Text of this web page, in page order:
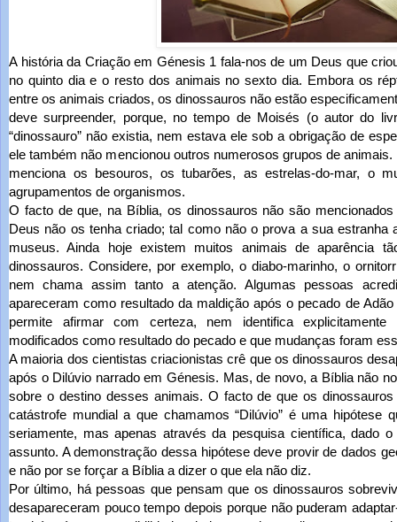
A história da Criação em Génesis 1 fala-nos de um Deus que
no quinto dia e o resto dos animais no sexto dia. Embora os
entre os animais criados, os dinossauros não estão
deve surpreender, porque, no tempo de Moisés (o autor do
“dinossauro” não existia, nem estava ele sob a obrigação de
ele também não mencionou outros numerosos grupos de
menciona os besouros, os tubarões, as estrelas-do-mar, o
agrupamentos de organismos.
O facto de que, na Bíblia, os dinossauros não são
Deus não os tenha criado; tal como não o prova a sua estranha
museus. Ainda hoje existem muitos animais de aparência
dinossauros. Considere, por exemplo, o diabo-marinho, o
nem chama assim tanto a atenção. Algumas pessoas
apareceram como resultado da maldição após o pecado de
permite afirmar com certeza, nem identifica
modificados como resultado do pecado e que mudanças foram
A maioria dos cientistas criacionistas crê que os dinossauros
após o Dilúvio narrado em Génesis. Mas, de novo, a Bíblia não
sobre o destino desses animais. O facto de que os
catástrofe mundial a que chamamos “Dilúvio” é uma hipótese
seriamente, mas apenas através da pesquisa científica, dado
assunto. A demonstração dessa hipótese deve provir de dados
e não por se forçar a Bíblia a dizer o que ela não diz.
Por último, há pessoas que pensam que os dinossauros
desapareceram pouco tempo depois porque não puderam